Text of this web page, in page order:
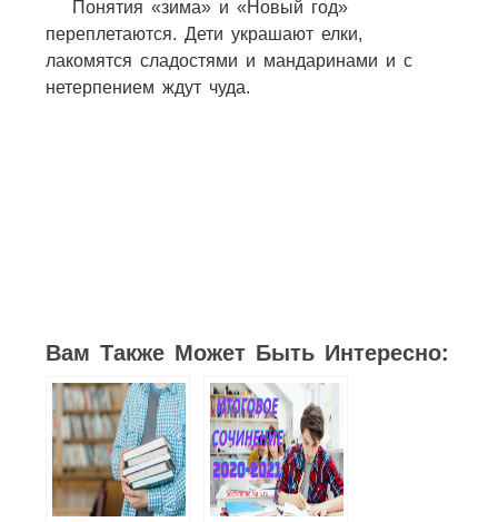
Понятия «зима» и «Новый год»
переплетаются. Дети украшают елки,
лакомятся сладостями и мандаринами и с
нетерпением ждут чуда.
Вам Также Может Быть Интересно: